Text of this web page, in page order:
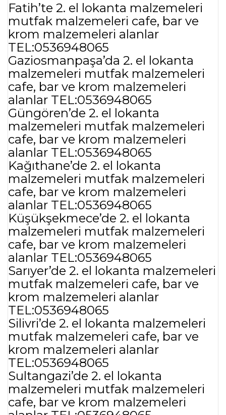
Fatih’te 2. el lokanta malzemeleri
mutfak malzemeleri cafe, bar ve
krom malzemeleri alanlar
TEL:0536948065
Gaziosmanpaşa’da 2. el lokanta
malzemeleri mutfak malzemeleri
cafe, bar ve krom malzemeleri
alanlar TEL:0536948065
Güngören’de 2. el lokanta
malzemeleri mutfak malzemeleri
cafe, bar ve krom malzemeleri
alanlar TEL:0536948065
Kağıthane’de 2. el lokanta
malzemeleri mutfak malzemeleri
cafe, bar ve krom malzemeleri
alanlar TEL:0536948065
Küşükşekmece’de 2. el lokanta
malzemeleri mutfak malzemeleri
cafe, bar ve krom malzemeleri
alanlar TEL:0536948065
Sarıyer’de 2. el lokanta malzemeleri
mutfak malzemeleri cafe, bar ve
krom malzemeleri alanlar
TEL:0536948065
Silivri’de 2. el lokanta malzemeleri
mutfak malzemeleri cafe, bar ve
krom malzemeleri alanlar
TEL:0536948065
Sultangazi’de 2. el lokanta
malzemeleri mutfak malzemeleri
cafe, bar ve krom malzemeleri